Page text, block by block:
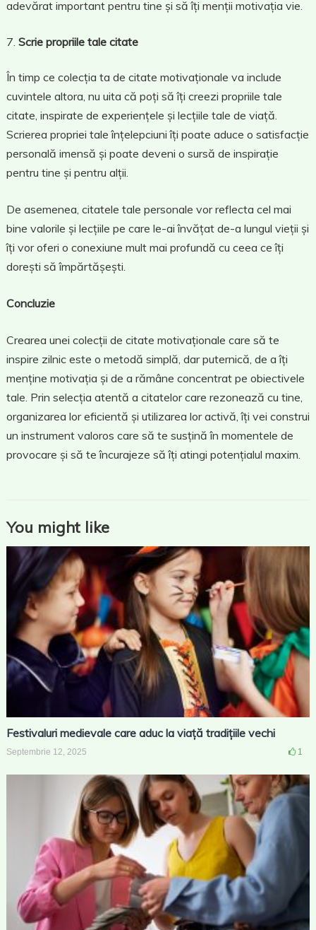
adevărat important pentru tine și să îți menții motivația vie.
Scrie propriile tale citate
În timp ce colecția ta de citate motivaționale va include
cuvintele altora, nu uita că poți să îți creezi propriile tale
citate, inspirate de experiențele și lecțiile tale de viață.
Scrierea propriei tale înțelepciuni îți poate aduce o satisfacție
personală imensă și poate deveni o sursă de inspirație
pentru tine și pentru alții.
De asemenea, citatele tale personale vor reflecta cel mai
bine valorile și lecțiile pe care le-ai învățat de-a lungul vieții și
îți vor oferi o conexiune mult mai profundă cu ceea ce îți
dorești să împărtășești.
Concluzie
Crearea unei colecții de citate motivaționale care să te
inspire zilnic este o metodă simplă, dar puternică, de a îți
menține motivația și de a rămâne concentrat pe obiectivele
tale. Prin selecția atentă a citatelor care rezonează cu tine,
organizarea lor eficientă și utilizarea lor activă, îți vei construi
un instrument valoros care să te susțină în momentele de
provocare și să te încurajeze să îți atingi potențialul maxim.
You might like
Festivaluri medievale care aduc la viață tradițiile vechi
Septembrie 12, 2025 1